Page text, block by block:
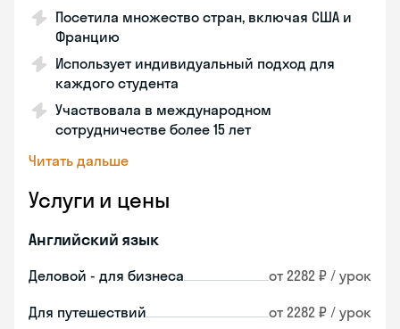
Посетила множество стран, включая США и
Францию
Использует индивидуальный подход для
каждого студента
Участвовала в международном
сотрудничестве более 15 лет
Читать дальше
Услуги и цены
Английский язык
Деловой - для бизнеса от 2282 ₽ / урок
Для путешествий от 2282 ₽ / урок